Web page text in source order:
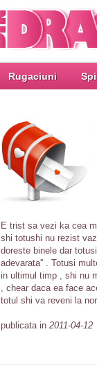
Rugaciuni
E trist sa vezi ka cea
shi totushi nu rezist
doreste binele dar
adevarata'' . Totusi
in ultimul timp , shi nu
, chear daca ea face
totul shi va reveni la
publicata in 2011-04-12